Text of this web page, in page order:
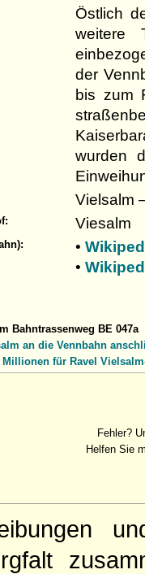
Östlich
weitere
der
bis zum
wurden
Vielsalm
Viesalm
•
•
Bahntrassenweg BE 047a
an die Vennbahn
Millionen für Ravel
Fehler?
Helfen Sie